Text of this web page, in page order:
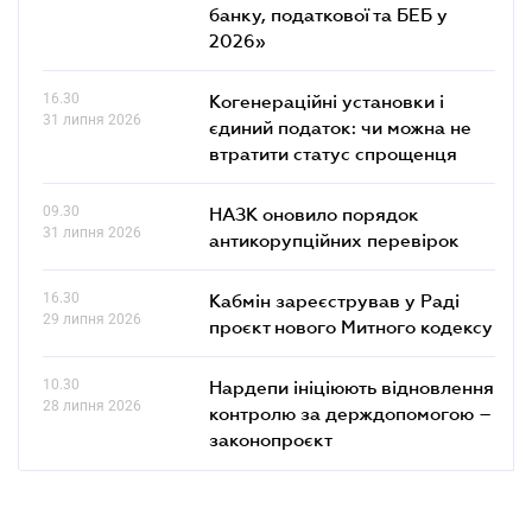
банку, податкової та БЕБ у
2026»
16.30
31 липня 2026
Когенераційні установки і
єдиний податок: чи можна не
втратити статус спрощенця
09.30
31 липня 2026
НАЗК оновило порядок
антикорупційних перевірок
16.30
29 липня 2026
Кабмін зареєстрував у Раді
проєкт нового Митного кодексу
10.30
28 липня 2026
Нардепи ініціюють відновлення
контролю за держдопомогою –
законопроєкт